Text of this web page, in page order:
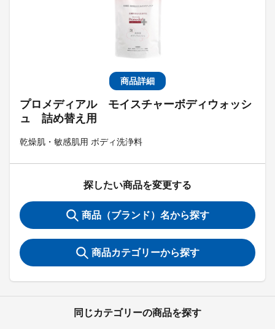
商品詳細
プロメディアル モイスチャーボディウォッシ
ュ 詰め替え用
乾燥肌・敏感肌用 ボディ洗浄料
探したい商品を変更する
商品（ブランド）名から探す
商品カテゴリーから探す
同じカテゴリーの商品を探す